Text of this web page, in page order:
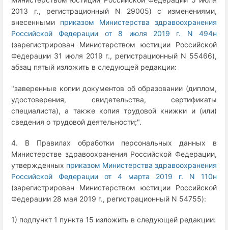
2013 г., регистрационный N 29005) с изменениями,
внесенными приказом Министерства здравоохранения
Российской Федерации от 8 июля 2019 г. N 494н
(зарегистрирован Министерством юстиции Российской
Федерации 31 июля 2019 г., регистрационный N 55466),
абзац пятый изложить в следующей редакции:
"заверенные копии документов об образовании (диплом,
удостоверения, свидетельства, сертификаты
специалиста), а также копия трудовой книжки и (или)
сведения о трудовой деятельности;".
4. В Правилах обработки персональных данных в
Министерстве здравоохранения Российской Федерации,
утвержденных приказом Министерства здравоохранения
Российской Федерации от 4 марта 2019 г. N 110н
(зарегистрирован Министерством юстиции Российской
Федерации 28 мая 2019 г., регистрационный N 54755):
1) подпункт 1 пункта 15 изложить в следующей редакции: